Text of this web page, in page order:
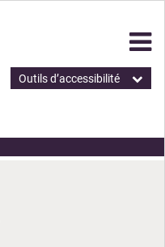
Outils d’accessibilité